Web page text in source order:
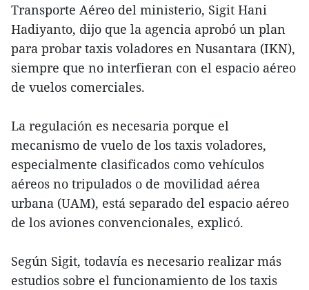
Transporte Aéreo del ministerio, Sigit Hani
Hadiyanto, dijo que la agencia aprobó un plan
para probar taxis voladores en Nusantara (IKN),
siempre que no interfieran con el espacio aéreo
de vuelos comerciales.
La regulación es necesaria porque el
mecanismo de vuelo de los taxis voladores,
especialmente clasificados como vehículos
aéreos no tripulados o de movilidad aérea
urbana (UAM), está separado del espacio aéreo
de los aviones convencionales, explicó.
Según Sigit, todavía es necesario realizar más
estudios sobre el funcionamiento de los taxis